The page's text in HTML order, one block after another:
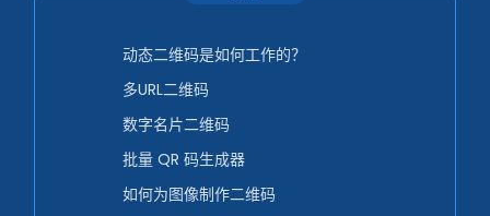
动态二维码是如何工作的？
多URL二维码
数字名片二维码
批量 QR 码生成器
如何为图像制作二维码